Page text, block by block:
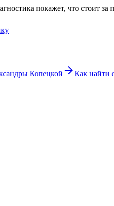
покажет, что стоит за
Копецкой Как найти